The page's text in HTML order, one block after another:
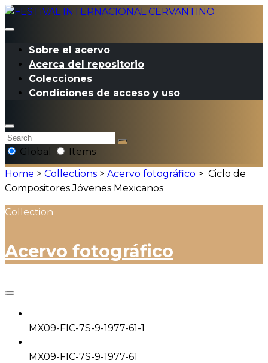
Sobre el acervo
Acerca del repositorio
Colecciones
Condiciones de acceso y uso
Global
Items
Home > Collections > Acervo fotográfico > Ciclo de
Compositores Jóvenes Mexicanos
Collection
Acervo fotográfico
MX09-FIC-7S-9-1977-61-1
MX09-FIC-7S-9-1977-61